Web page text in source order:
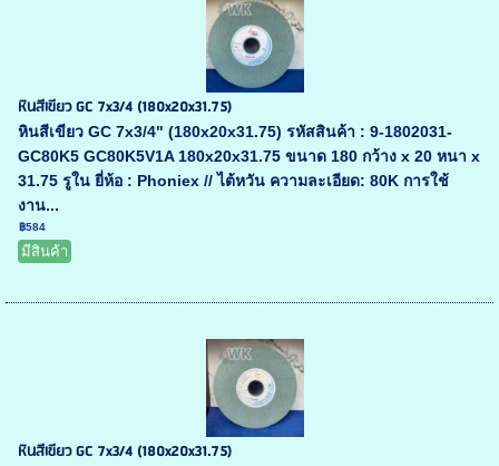
หินสีเขียว GC 7x3/4 (180x20x31.75)
หินสีเขียว GC 7x3/4" (180x20x31.75) รหัสสินค้า : 9-1802031-
GC80K5 GC80K5V1A 180x20x31.75 ขนาด 180 กว้าง x 20 หนา x
31.75 รูใน ยี่ห้อ : Phoniex // ไต้หวัน ความละเอียด: 80K การใช้
งาน...
฿584
มีสินค้า
หินสีเขียว GC 7x3/4 (180x20x31.75)